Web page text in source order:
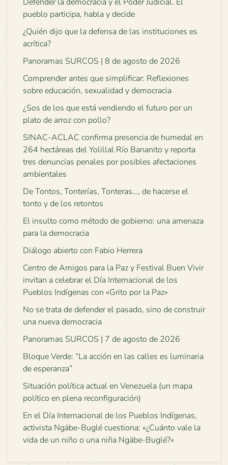
Defender la democracia y el Poder Judicial. El
pueblo participa, habla y decide
¿Quién dijo que la defensa de las instituciones es
acrítica?
Panoramas SURCOS | 8 de agosto de 2026
Comprender antes que simplificar: Reflexiones
sobre educación, sexualidad y democracia
¿Sos de los que está vendiendo el futuro por un
plato de arroz con pollo?
SINAC-ACLAC confirma presencia de humedal en
264 hectáreas del Yolillal Río Bananito y reporta
tres denuncias penales por posibles afectaciones
ambientales
De Tontos, Tonterías, Tonteras…, de hacerse el
tonto y de los retontos
El insulto como método de gobierno: una amenaza
para la democracia
Diálogo abierto con Fabio Herrera
Centro de Amigos para la Paz y Festival Buen Vivir
invitan a celebrar el Día Internacional de los
Pueblos Indígenas con «Grito por la Paz»
No se trata de defender el pasado, sino de construir
una nueva democracia
Panoramas SURCOS | 7 de agosto de 2026
Bloque Verde: “La acción en las calles es luminaria
de esperanza”
Situación política actual en Venezuela (un mapa
político en plena reconfiguración)
En el Día Internacional de los Pueblos Indígenas,
activista Ngäbe-Buglé cuestiona: «¿Cuánto vale la
vida de un niño o una niña Ngäbe-Buglé?»